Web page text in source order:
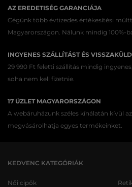
AZ EREDETISÉG GARANCIÁJA
Cégünk több évtizedes értékesítési
Magyarországon. Nálunk mindig 100%-
INGYENES SZÁLLÍTÁST ÉS
29 990 Ft feletti szállítás mindig
soha nem kell fizetnie.
17 ÜZLET MAGYARORSZÁGON
A webáruházunk széles kínálatán kívül
megvásárolhatja egyes termékeinket.
KEDVENC KATEGÓRIÁK
Női cipők